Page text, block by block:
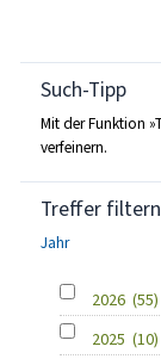
Such-Tipp
Mit der Funktion
verfeinern.
Treffer filtern
Jahr
2026 (55)
2025 (10)